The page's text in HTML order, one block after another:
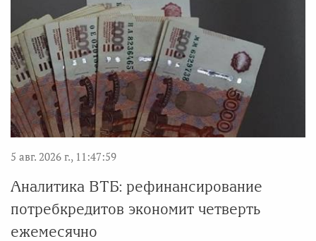
5 авг. 2026 г., 11:47:59
Аналитика ВТБ: рефинансирование
потребкредитов экономит четверть
ежемесячно